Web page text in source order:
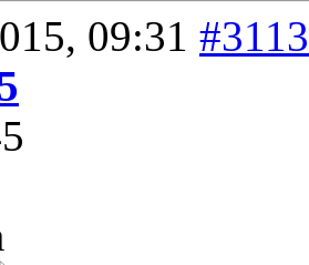
09:31 #3113